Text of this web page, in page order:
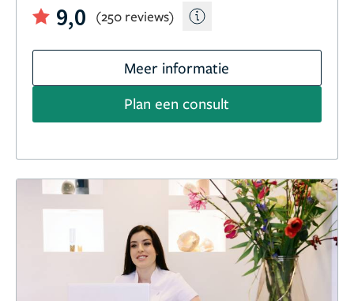
9,0
(250 reviews)
Meer informatie
Plan een consult